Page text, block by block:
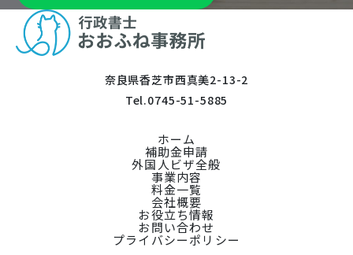
奈良県香芝市西真美2-13-2
Tel.0745-51-5885
ホーム
補助金申請
外国人ビザ全般
事業内容
料金一覧
会社概要
お役立ち情報
お問い合わせ
プライバシーポリシー